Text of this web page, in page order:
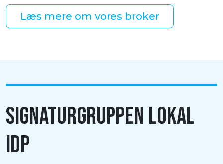
Læs mere om vores broker
SIGNATURGRUPPEN LOKAL
IDP